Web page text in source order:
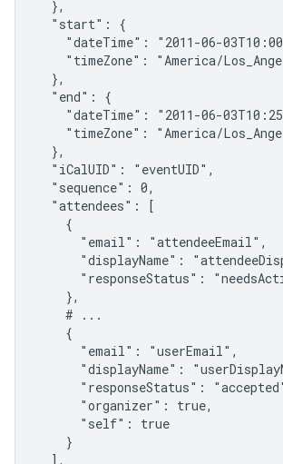
  },
  "start": {
"dateTime": "2011-06-
"timeZone": "America/
  },
  "end": {
"dateTime": "2011-06-
"timeZone": "America/
  },
  "iCalUID": "eventUID",
  "sequence": 0,
  "attendees": [
    {
      "email": "attendeeEmail",
"displayName":
"responseStatus":
    },
    # ...
    {
      "email": "userEmail",
"displayName":
"responseStatus":
      "organizer": true,
      "self": true
    }
  ],